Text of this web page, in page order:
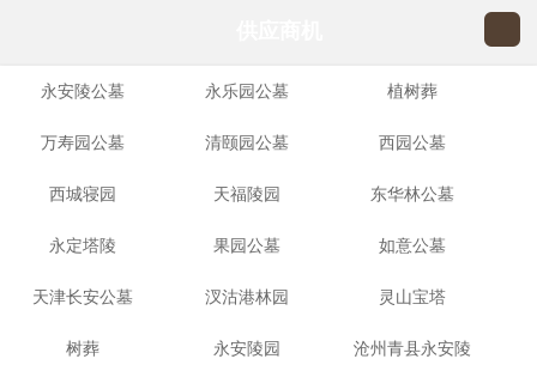
永安陵公墓 永乐园公墓 植树葬
万寿园公墓 清颐园公墓 西园公墓
西城寝园 天福陵园 东华林公墓
永定塔陵 果园公墓 如意公墓
天津长安公墓 汊沽港林园 灵山宝塔
树葬 永安陵园 沧州青县永安陵